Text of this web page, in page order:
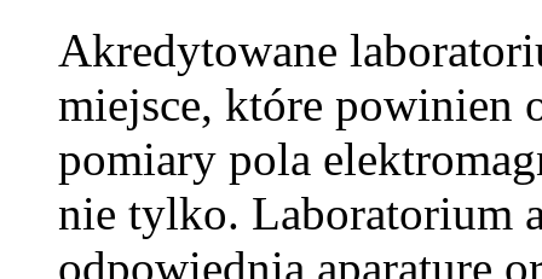
Akredytowane
miejsce, które powinien
pomiary pola
nie tylko. Laboratorium
odpowiednią aparaturę